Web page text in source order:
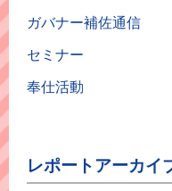
ガバナー補佐通信
セミナー
奉仕活動
レポートアーカイ